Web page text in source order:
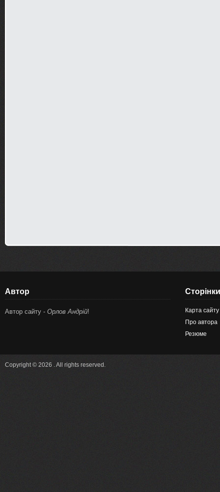
Автор
Автор сайту - Орлов Андрій!
Сторінки
Карта сайту
Про автора
Резюме
Copyright © 2026 . All rights reserved.